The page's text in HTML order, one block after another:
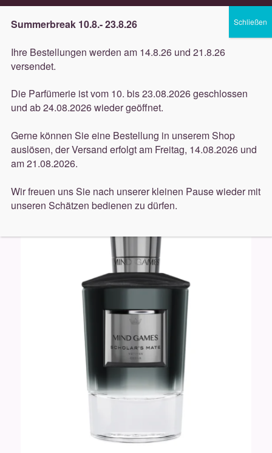
Lieferung innerhalb 3 Werktagen
Navigation
springen
Inhalt
springen
Düfte
öffnen
öffnen
Dekorative
Accessoires
öffnen
Start Düfte Mind Games
Mind Games – Artisan
Summerbreak 10.8.- 23.8.26
Ihre Bestellungen werden am 14.8.26 und 21.8.26
versendet.
Die Parfümerie ist vom 10. bis 23.08.2026 geschlossen
und ab 24.08.2026 wieder geöffnet.
Gerne können Sie eine Bestellung in unserem Shop
auslösen, der Versand erfolgt am Freitag, 14.08.2026 und
am 21.08.2026.
Wir freuen uns Sie nach unserer kleinen Pause wieder mit
unseren Schätzen bedienen zu dürfen.